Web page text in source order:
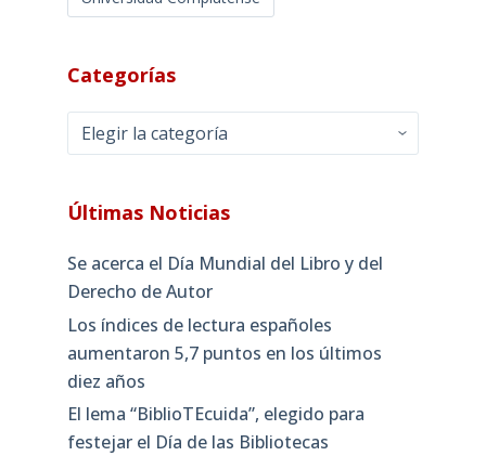
Categorías
Categorías
Últimas Noticias
Se acerca el Día Mundial del Libro y del
Derecho de Autor
Los índices de lectura españoles
aumentaron 5,7 puntos en los últimos
diez años
El lema “BiblioTEcuida”, elegido para
festejar el Día de las Bibliotecas